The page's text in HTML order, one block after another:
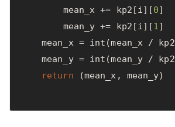
mean_x += kp2 [i][0]
mean_y += kp2 [i][1]
mean_x = int (mean_x / kp2
mean_y = int (mean_y / kp2
return
(mean_x , mean_y)